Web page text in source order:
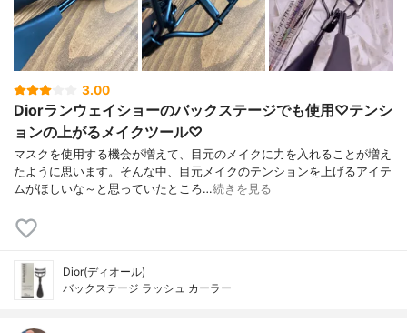
3.00
Diorランウェイショーのバックステージでも使用♡テンシ
ョンの上がるメイクツール♡
マスクを使用する機会が増えて、目元のメイクに力を入れることが増え
たように思います。そんな中、目元メイクのテンションを上げるアイテ
ムがほしいな～と思っていたところ…続きを見る
Dior(ディオール)
バックステージ ラッシュ カーラー